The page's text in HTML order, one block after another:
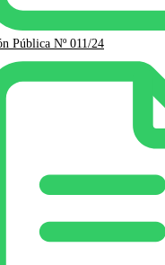
Pública Nº 011/24